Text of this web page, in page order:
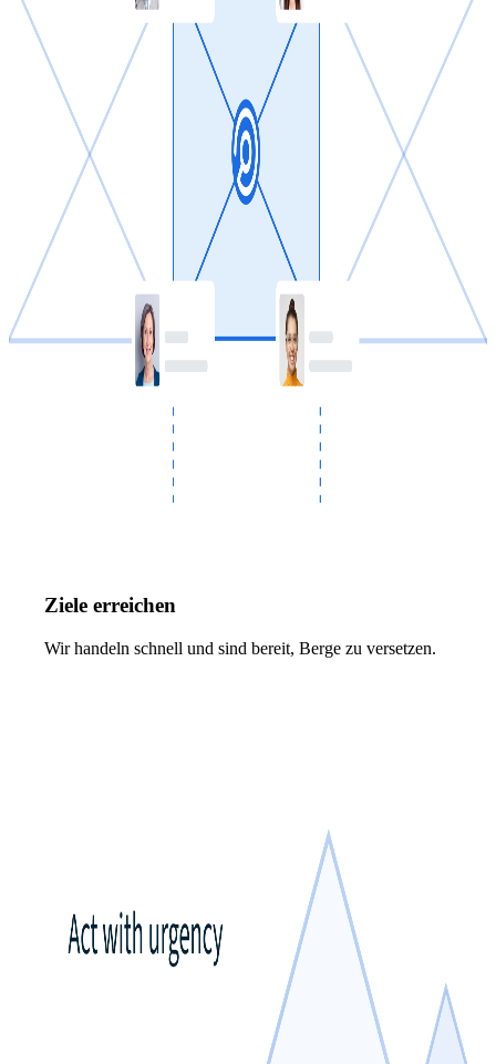
Ziele erreichen
Wir handeln schnell und sind bereit, Berge zu versetzen.